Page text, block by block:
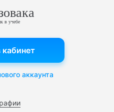
в учебе
аккаунта